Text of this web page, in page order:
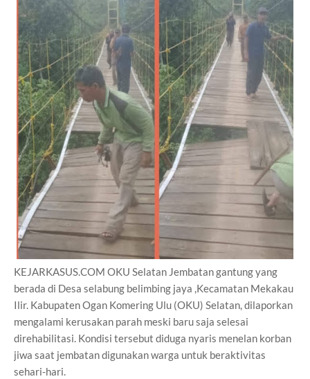
KEJARKASUS.COM OKU Selatan Jembatan gantung yang
berada di Desa selabung belimbing jaya ,Kecamatan Mekakau
Ilir. Kabupaten Ogan Komering Ulu (OKU) Selatan, dilaporkan
mengalami kerusakan parah meski baru saja selesai
direhabilitasi. Kondisi tersebut diduga nyaris menelan korban
jiwa saat jembatan digunakan warga untuk beraktivitas
sehari-hari.